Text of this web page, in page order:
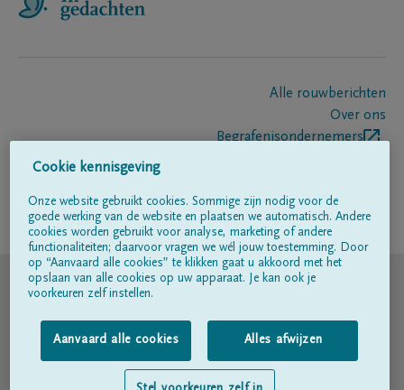
Alle rouwberichten
Over ons
Begrafenisondernemers
Volg ons op
© DELA
Gebruiksvoorwaarden
Privacyverklaring
Cookie kennisgeving
Onze website gebruikt cookies. Sommige zijn nodig voor de
goede werking van de website en plaatsen we automatisch. Andere
cookies worden gebruikt voor analyse, marketing of andere
functionaliteiten; daarvoor vragen we wél jouw toestemming. Door
op “Aanvaard alle cookies” te klikken gaat u akkoord met het
opslaan van alle cookies op uw apparaat. Je kan ook je
voorkeuren zelf instellen.
Aanvaard alle cookies Alles afwijzen